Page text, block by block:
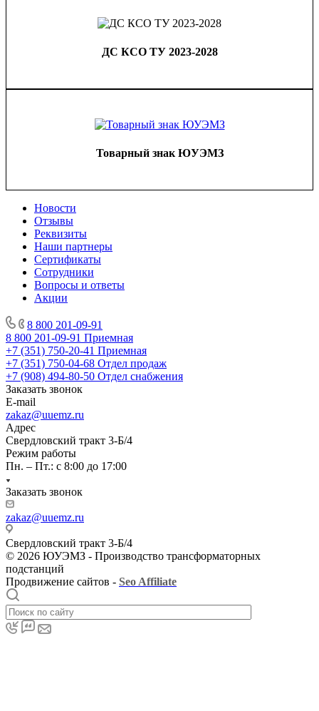
ДС КСО ТУ 2023-2028
Товарный знак ЮУЭМЗ
Новости
Отзывы
Реквизиты
Наши партнеры
Сертификаты
Сотрудники
Вопросы и ответы
Акции
8 800 201-09-91
8 800 201-09-91 Приемная
+7 (351) 750-20-41 Приемная
+7 (351) 750-04-68 Отдел продаж
+7 (908) 494-80-50 Отдел снабжения
Заказать звонок
E-mail
zakaz@uuemz.ru
Адрес
Свердловский тракт 3-Б/4
Режим работы
Пн. – Пт.: с 8:00 до 17:00
Заказать звонок
zakaz@uuemz.ru
Свердловский тракт 3-Б/4
© 2026 ЮУЭМЗ - Производство трансформаторных
подстанций
Продвижение сайтов - Seo Affiliate